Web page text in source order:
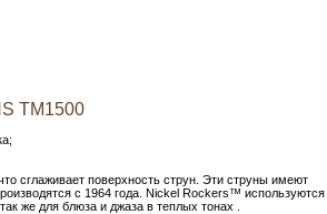
TM1500
сглаживает поверхность струн. Эти струны имеют
с 1964 года. Nickel Rockers™ используются
же для блюза и джаза в теплых тонах .